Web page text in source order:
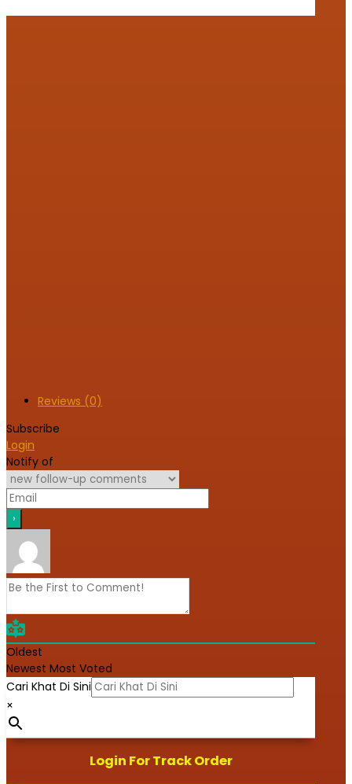
Reviews (0)
Subscribe
Login
Notify of
Oldest
Newest Most Voted
Cari Khat Di Sini
×
Login For Track Order